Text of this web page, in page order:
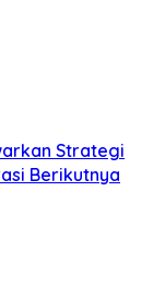
Strategi
Berikutnya